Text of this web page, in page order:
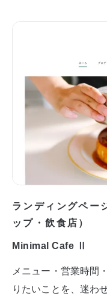
ランディングペー
ップ・飲食店）
Minimal Cafe Ⅱ
メニュー・営業時間
りたいことを、迷わ